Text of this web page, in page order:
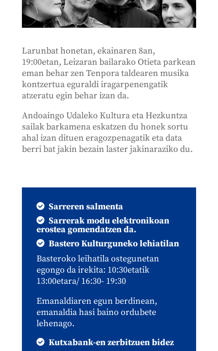
Larunbat honetan, ekainaren 8an,
19:00etan, Leizaran bailarako Otieta parkean
eman behar zen Tenpora taldearen musika
kontzertua eguraldi iragarpenengatik
atzeratu egin behar izan da.
Andoaingo Udaleko Kultura eta Hezkuntza
sailak barkamena eskatzen du honek sortu
ahal izan dituen eragozpenagatik eta data
berri bat jakin bezain laster jakinaraziko du.
Sarreren salmenta
Sarrerak modu elektronikoan
erostea gomendatzen da.
Bastero Kulturguneko lehiatilan
Basteroko leihatila ostegunetan
egongo da irekita: 10:30etatik
13:00etara/ 16:30- 19:30
Emanaldiaren egun berdinean,
emanaldia hasi baino ordubete
lehenago.
Kutxabank-en zerbitzuen bidez